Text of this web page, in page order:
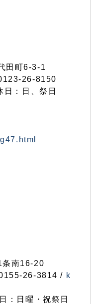
田町6-3-1
26-8150
：日、祭日
南16-20
26-3814 / k
：日曜・祝祭日